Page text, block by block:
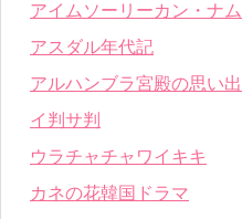
アイムソーリーカン・ナ
アスダル年代記
アルハンブラ宮殿の思い出
イ判サ判
ウラチャチャワイキキ
カネの花韓国ドラマ